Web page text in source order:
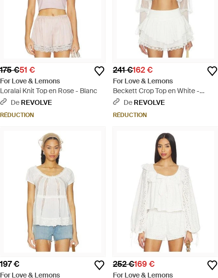
175 €51 €
For Love & Lemons
Loralai Knit Top en Rose - Blanc
De REVOLVE
RÉDUCTION
241 €162 €
For Love & Lemons
Beckett Crop Top en White -
Blanc
De REVOLVE
RÉDUCTION
197 €
For Love & Lemons
252 €169 €
For Love & Lemons